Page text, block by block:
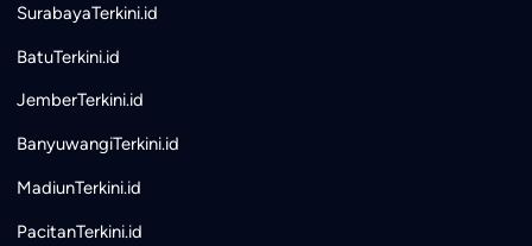
SurabayaTerkini.id
BatuTerkini.id
JemberTerkini.id
BanyuwangiTerkini.id
MadiunTerkini.id
PacitanTerkini.id